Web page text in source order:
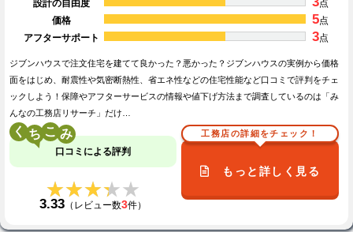
設計の自由度
点
価格
5点
アフターサポート
3点
ジブンハウスで注文住宅を建てて良かった？悪かった？ジブンハウスの実例から価格
面をはじめ、耐震性や気密断熱性、省エネ性などの住宅性能など口コミで評判をチェ
ックしよう！保障やアフターサービスの情報や値下げ方法まで調査しているのは「み
んなの工務店リサーチ」だけ…
く こ
口コミによる評判
★★★★★
★★★★★
3.33 （レビュー数3件）
工務店の詳細をチェック！
もっと詳しく見る